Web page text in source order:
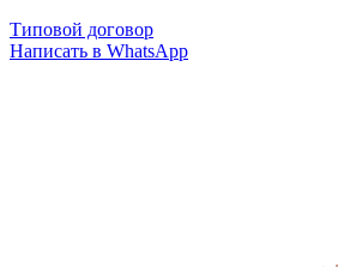
Типовой договор
Написать в WhatsApp